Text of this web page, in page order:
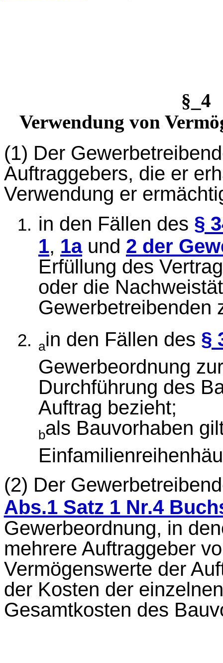
Verwendung von
(1) Der
Auftraggebers, die er
Verwendung er
in den Fällen des §
1, 1aund 2 der
Erfüllung des
oder die
Gewerbetreibenden
ain den Fällen des §
Gewerbeordnung
Durchführung des
Auftrag bezieht;
bals Bauvorhaben
(2) Der
Abs.1 Satz 1 Nr.4
Gewerbeordnung, in
mehrere Auftraggeber
Vermögenswerte der
der Kosten der
Gesamtkosten des